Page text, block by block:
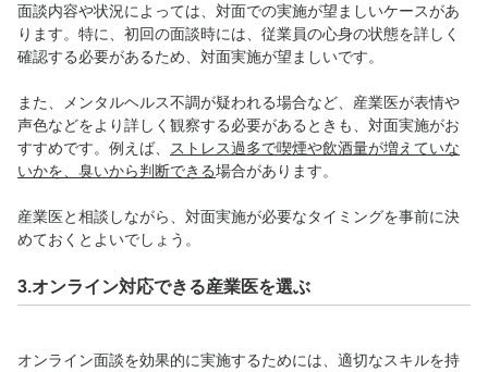
面談内容や状況によっては、対面での実施が望ましいケースがあ
ります。特に、初回の面談時には、従業員の心身の状態を詳しく
確認する必要があるため、対面実施が望ましいです。
また、メンタルヘルス不調が疑われる場合など、産業医が表情や
声色などをより詳しく観察する必要があるときも、対面実施がお
すすめです。例えば、
ストレス過多で喫煙や飲酒量が増えていな
いかを、臭いから判断できる場合があります。
産業医と相談しながら、対面実施が必要なタイミングを事前に決
めておくとよいでしょう。
3.オンライン対応できる産業医を選ぶ
オンライン面談を効果的に実施するためには、適切なスキルを持